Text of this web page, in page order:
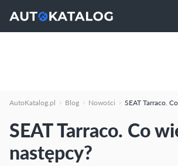
AutoKatalog.pl Blog Nowości SEAT Tarraco.
SEAT Tarraco. Co
następcy?